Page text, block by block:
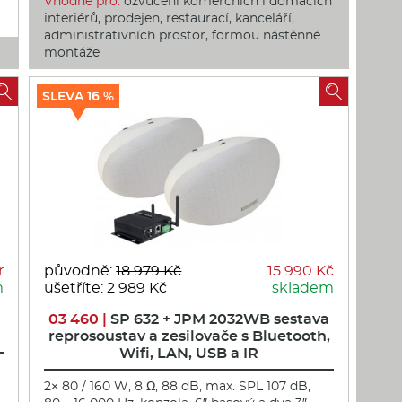
interiérů, prodejen, restaurací, kanceláří,
administrativních prostor, formou nástěnné
montáže
původně:18 979 Kč
ušetříte: 2 989 Kč
15 990 Kč
skladem
03 460 |SP 632 + JPM 2032WB sestava
reprosoustav a zesilovače s Bluetooth,
Wifi, LAN, USB a IR
2× 80 / 160 W, 8 Ω, 88 dB, max. SPL 107 dB,
SLEVA 16 % 